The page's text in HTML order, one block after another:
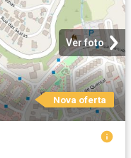
Ver foto
Nova oferta